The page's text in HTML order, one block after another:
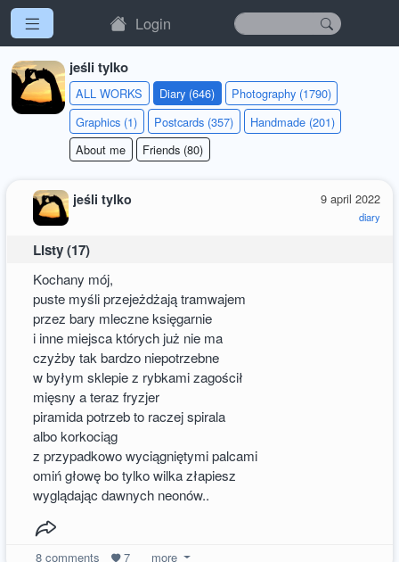
Login
jeśli tylko
ALL WORKS Diary (646)
Photography (1790)
Graphics (1)
Postcards (357)
Handmade (201)
About me
Friends (80)
9 april 2022
diary
jeśli tylko
Listy (17)
Kochany mój,
puste myśli przejeżdżają tramwajem
przez bary mleczne księgarnie
i inne miejsca których już nie ma
czyżby tak bardzo niepotrzebne
w byłym sklepie z rybkami zagościł
mięsny a teraz fryzjer
piramida potrzeb to raczej spirala
albo korkociąg
z przypadkowo wyciągniętymi palcami
omiń głowę bo tylko wilka złapiesz
wyglądając dawnych neonów..
8comments 7 more